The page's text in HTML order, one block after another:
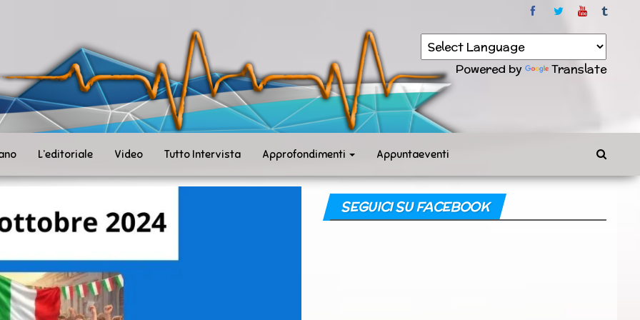
Powered by Translate
L’editoriale Video Tutto Intervista Approfondimenti Appuntaeventi
SEGUICI SU FACEBOOK